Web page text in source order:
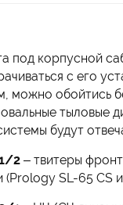
под корпусной
с его
можно обойтись
тыловые
будут
2 – твитеры
(Prology SL-65 CS